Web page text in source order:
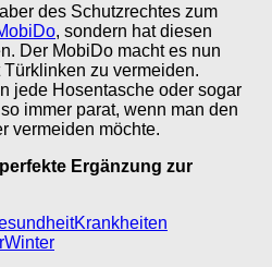
des Schutzrechtes zum
, sondern hat diesen
Der MobiDo macht es nun
zu vermeiden.
jede Hosentasche oder sogar
immer parat, wenn man den
vermeiden möchte.
Ergänzung zur
Krankheiten
Winter